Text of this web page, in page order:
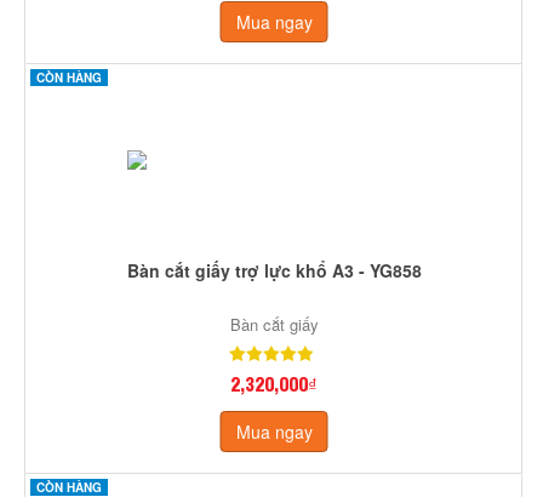
Mua ngay
CÒN HÀNG
Bàn cắt giấy trợ lực khổ A3 - YG858
Bàn cắt giấy
2,320,000₫
Mua ngay
CÒN HÀNG